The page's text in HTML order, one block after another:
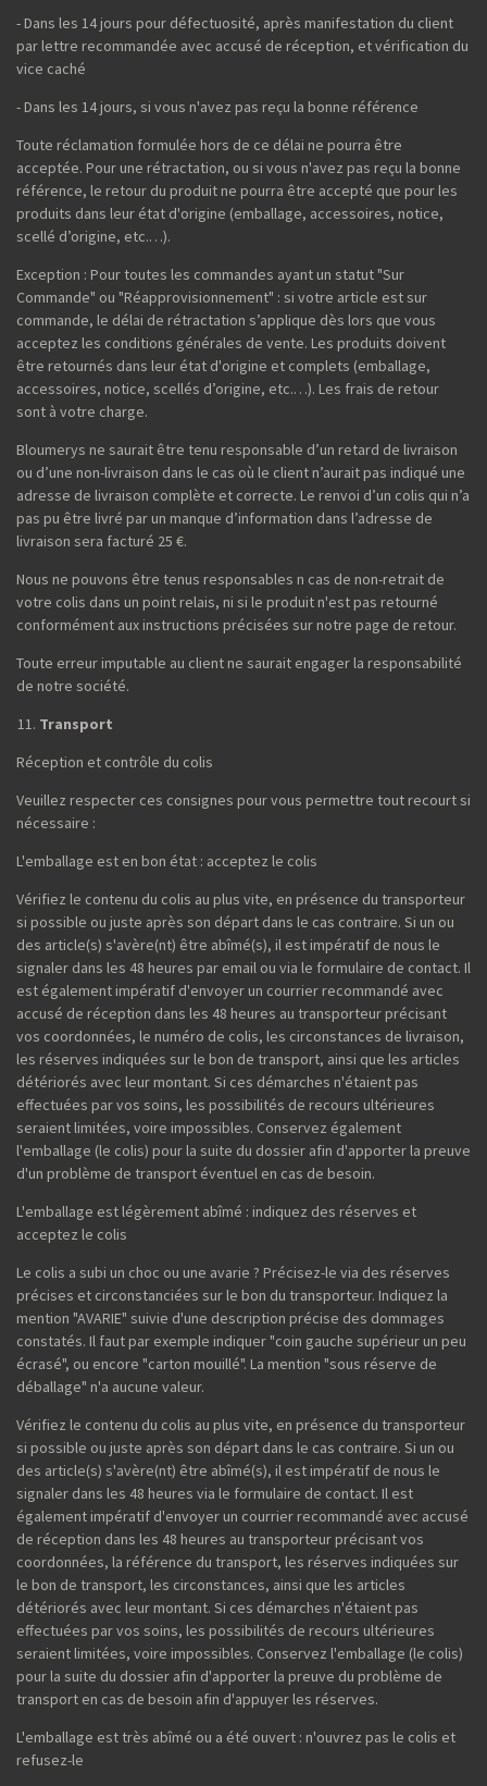
- Dans les 14 jours pour défectuosité, après manifestation du client
par lettre recommandée avec accusé de réception, et vérification du
vice caché
- Dans les 14 jours, si vous n'avez pas reçu la bonne référence
Toute réclamation formulée hors de ce délai ne pourra être
acceptée. Pour une rétractation, ou si vous n'avez pas reçu la bonne
référence, le retour du produit ne pourra être accepté que pour les
produits dans leur état d'origine (emballage, accessoires, notice,
scellé d’origine, etc.…).
Exception : Pour toutes les commandes ayant un statut "Sur
Commande" ou "Réapprovisionnement" : si votre article est sur
commande, le délai de rétractation s’applique dès lors que vous
acceptez les conditions générales de vente. Les produits doivent
être retournés dans leur état d'origine et complets (emballage,
accessoires, notice, scellés d’origine, etc.…). Les frais de retour
sont à votre charge.
Bloumerys ne saurait être tenu responsable d’un retard de livraison
ou d’une non-livraison dans le cas où le client n’aurait pas indiqué une
adresse de livraison complète et correcte. Le renvoi d’un colis qui n’a
pas pu être livré par un manque d’information dans l’adresse de
livraison sera facturé 25 €.
Nous ne pouvons être tenus responsables n cas de non-retrait de
votre colis dans un point relais, ni si le produit n'est pas retourné
conformément aux instructions précisées sur notre page de retour.
Toute erreur imputable au client ne saurait engager la responsabilité
de notre société.
Transport
Réception et contrôle du colis
Veuillez respecter ces consignes pour vous permettre tout recourt si
nécessaire :
L'emballage est en bon état : acceptez le colis
Vérifiez le contenu du colis au plus vite, en présence du transporteur
si possible ou juste après son départ dans le cas contraire. Si un ou
des article(s) s'avère(nt) être abîmé(s), il est impératif de nous le
signaler dans les 48 heures par email ou via le formulaire de contact. Il
est également impératif d'envoyer un courrier recommandé avec
accusé de réception dans les 48 heures au transporteur précisant
vos coordonnées, le numéro de colis, les circonstances de livraison,
les réserves indiquées sur le bon de transport, ainsi que les articles
détériorés avec leur montant. Si ces démarches n'étaient pas
effectuées par vos soins, les possibilités de recours ultérieures
seraient limitées, voire impossibles. Conservez également
l'emballage (le colis) pour la suite du dossier afin d'apporter la preuve
d'un problème de transport éventuel en cas de besoin.
L'emballage est légèrement abîmé : indiquez des réserves et
acceptez le colis
Le colis a subi un choc ou une avarie ? Précisez-le via des réserves
précises et circonstanciées sur le bon du transporteur. Indiquez la
mention "AVARIE" suivie d'une description précise des dommages
constatés. Il faut par exemple indiquer "coin gauche supérieur un peu
écrasé", ou encore "carton mouillé". La mention "sous réserve de
déballage" n'a aucune valeur.
Vérifiez le contenu du colis au plus vite, en présence du transporteur
si possible ou juste après son départ dans le cas contraire. Si un ou
des article(s) s'avère(nt) être abîmé(s), il est impératif de nous le
signaler dans les 48 heures via le formulaire de contact. Il est
également impératif d'envoyer un courrier recommandé avec accusé
de réception dans les 48 heures au transporteur précisant vos
coordonnées, la référence du transport, les réserves indiquées sur
le bon de transport, les circonstances, ainsi que les articles
détériorés avec leur montant. Si ces démarches n'étaient pas
effectuées par vos soins, les possibilités de recours ultérieures
seraient limitées, voire impossibles. Conservez l'emballage (le colis)
pour la suite du dossier afin d'apporter la preuve du problème de
transport en cas de besoin afin d'appuyer les réserves.
L'emballage est très abîmé ou a été ouvert : n'ouvrez pas le colis et
refusez-le